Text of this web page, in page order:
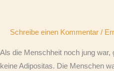
Schreibe einen Kommentar /
Als die Menschheit noch jung war,
keine Adipositas. Die Menschen
Vorfahren
lernen